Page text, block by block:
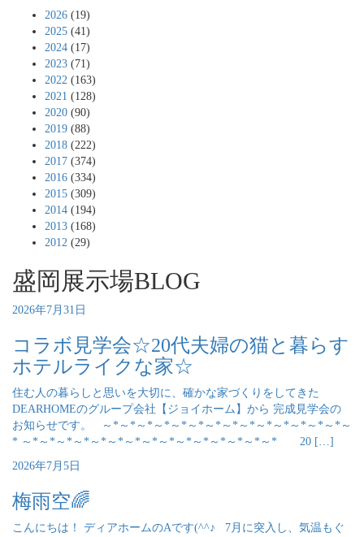
2026 (19)
2025 (41)
2024 (17)
2023 (71)
2022 (163)
2021 (128)
2020 (90)
2019 (88)
2018 (222)
2017 (374)
2016 (334)
2015 (309)
2014 (194)
2013 (168)
2012 (29)
盛岡展示場BLOG
2026年7月31日
コラボ見学会☆20代夫婦の猫と暮らす
ホテルライクな家☆
住む人の暮らしと思いを大切に、確かな家づくりをしてきた
DEARHOMEのグループ会社【ジョイホーム】から 完成見学会の
お知らせです。 ～*～*～*～*～*～*～*～*～*～*～*～*～*～*～
* ～*～*～*～*～*～*～*～*～*～*～*～*～*～*～* 20 […]
2026年7月5日
梅雨空🌈
こんにちは！ ディアホームのAです(^^♪ 7月に突入し、気温もぐ